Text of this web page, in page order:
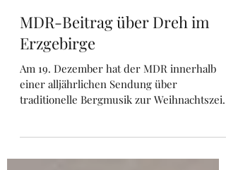
MDR-Beitrag über Dreh im
Erzgebirge
Am 19. Dezember hat der MDR innerhalb
einer alljährlichen Sendung über
traditionelle Bergmusik zur Weihnachtszeit